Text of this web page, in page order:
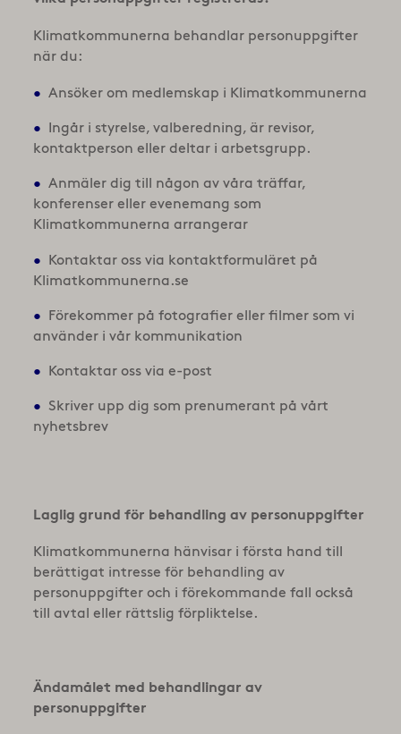
Klimatkommunerna behandlar personuppgifter
när du:
Ansöker om medlemskap i Klimatkommunerna
Ingår i styrelse, valberedning, är revisor,
kontaktperson eller deltar i arbetsgrupp.
Anmäler dig till någon av våra träffar,
konferenser eller evenemang som
Klimatkommunerna arrangerar
Kontaktar oss via kontaktformuläret på
Klimatkommunerna.se
Förekommer på fotografier eller filmer som vi
använder i vår kommunikation
Kontaktar oss via e-post
Skriver upp dig som prenumerant på vårt
nyhetsbrev
Laglig grund för behandling av personuppgifter
Klimatkommunerna hänvisar i första hand till
berättigat intresse för behandling av
personuppgifter och i förekommande fall också
till avtal eller rättslig förpliktelse.
Ändamålet med behandlingar av
personuppgifter